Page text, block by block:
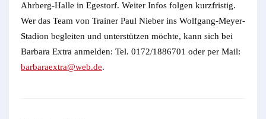
Ahrberg-Halle in Egestorf. Weiter Infos folgen kurzfristig.
Wer das Team von Trainer Paul Nieber ins Wolfgang-Meyer-
Stadion begleiten und unterstützen möchte, kann sich bei
Barbara Extra anmelden: Tel. 0172/1886701 oder per Mail:
barbaraextra@web.de.